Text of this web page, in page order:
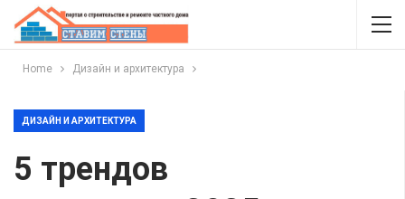
Home Дизайн и архитектура
ДИЗАЙН И АРХИТЕКТУРА
5 трендов